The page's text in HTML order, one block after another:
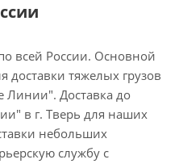
всей России. Основной
доставки тяжелых грузов
Линии". Доставка до
в г. Тверь для наших
небольших
службу с